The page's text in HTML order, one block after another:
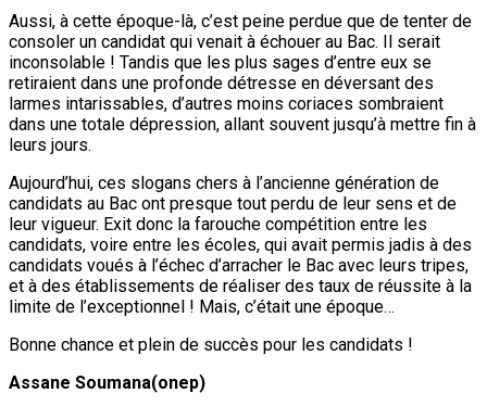
Aussi, à cette époque-là, c’est peine perdue que de tenter de
consoler un candidat qui venait à échouer au Bac. Il serait
inconsolable ! Tandis que les plus sages d’entre eux se
retiraient dans une profonde détresse en déversant des
larmes intarissables, d’autres moins coriaces sombraient
dans une totale dépression, allant souvent jusqu’à mettre fin à
leurs jours.
Aujourd’hui, ces slogans chers à l’ancienne génération de
candidats au Bac ont presque tout perdu de leur sens et de
leur vigueur. Exit donc la farouche compétition entre les
candidats, voire entre les écoles, qui avait permis jadis à des
candidats voués à l’échec d’arracher le Bac avec leurs tripes,
et à des établissements de réaliser des taux de réussite à la
limite de l’exceptionnel ! Mais, c’était une époque…
Bonne chance et plein de succès pour les candidats !
Assane Soumana(onep)